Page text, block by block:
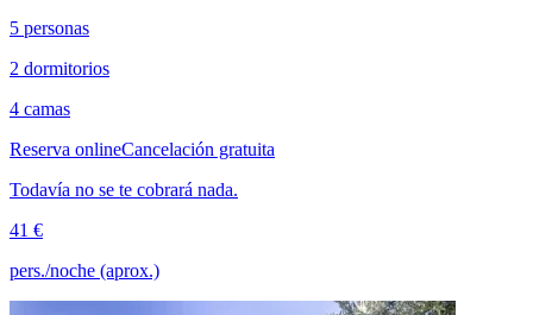
5 personas
2 dormitorios
4 camas
Reserva onlineCancelación gratuita
Todavía no se te cobrará nada.
41 €
pers./noche (aprox.)